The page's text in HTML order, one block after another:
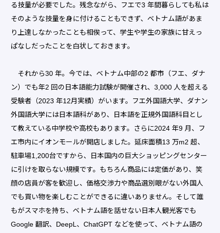
る技量が必要でした。残念ながら、フエで3 年間暮らしても私は
そのような技量を身に付けることもできず、ベトナム語があま
り上達しなかったことも相俟って、学生や学生の家族に甘えっ
ぱなしだったことを白状しておきます。
それから30 年。今では、ベトナム中部の2 都市（フエ、ダナ
ン）でも年2 回の日本語能力試験が開催され、3,000 人を超える
受験者（2023 年12月実績）がいます。フエ外国語大学、ダナン
外国語大学には日本語科があり、日本語を正規外国語科目とし
て教えている中学校や高校もあります。さらに2024 年9 月、フ
エ市内にイオンモールが開店しました。延床面積13 万m2 超、
駐車場1,200台ですから、日本国内の巨大ショッピングセンター
に引けを取らない規模です。もちろん商品には定価があり、笑
顔の店員が客を歓迎し、価格交渉力や商品選別眼がない外国人
でも買い物を楽しむことができるに違いありません。そして誰
もがスマホを持ち、ベトナム語を話せない日本人観光客でも
Google 翻訳、DeepL、ChatGPT などを使って、ベトナム語の